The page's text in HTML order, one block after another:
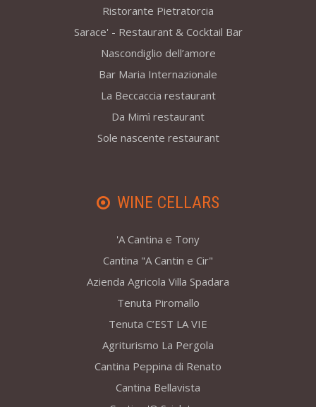
Ristorante Pietratorcia
Sarace' - Restaurant & Cocktail Bar
Nascondiglio dell’amore
Bar Maria Internazionale
La Beccaccia restaurant
Da Mimì restaurant
Sole nascente restaurant
WINE CELLARS
'A Cantina e Tony
Cantina "A Cantin e Cir"
Azienda Agricola Villa Spadara
Tenuta Piromallo
Tenuta C’EST LA VIE
Agriturismo La Pergola
Cantina Peppina di Renato
Cantina Bellavista